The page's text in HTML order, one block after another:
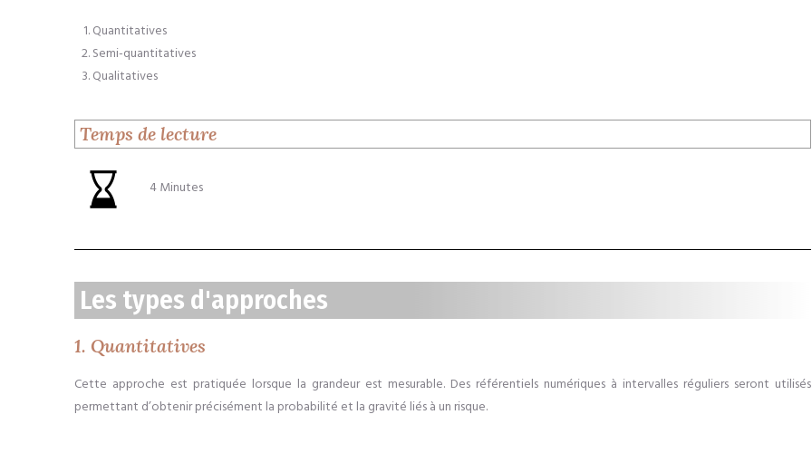
Quantitatives
Semi-quantitatives
Qualitatives
Temps de lecture
4 Minutes
Les types d'approches
1. Quantitatives
Cette approche est pratiquée lorsque la grandeur est mesurable. Des référentiels numériques à intervalles réguliers seront utilisés
permettant d’obtenir précisément la probabilité et la gravité liés à un risque.